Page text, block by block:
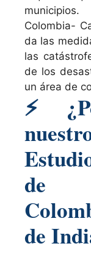
Colombia-
da las
las
de los
un área de
⚡
de
de